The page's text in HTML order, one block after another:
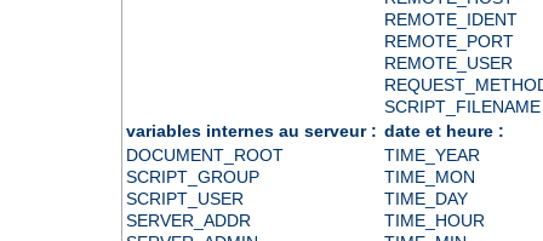
REMOTE_IDENT
REMOTE_PORT
REMOTE_USER
SCRIPT_FILENAME
variables internes au serveur : date et heure :
DOCUMENT_ROOT
SCRIPT_GROUP
SCRIPT_USER
SERVER_ADDR
TIME_YEAR
TIME_MON
TIME_DAY
TIME_HOUR